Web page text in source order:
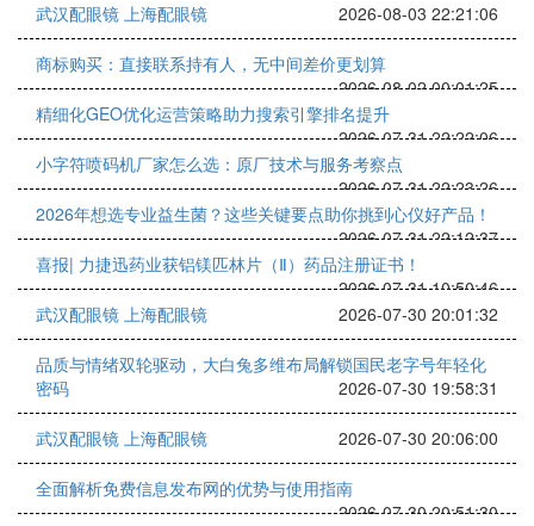
武汉配眼镜 上海配眼镜 2026-08-03 22:21:06
商标购买：直接联系持有人，无中间差价更划算
2026-08-02 00:01:25
精细化GEO优化运营策略助力搜索引擎排名提升
2026-07-31 22:22:06
小字符喷码机厂家怎么选：原厂技术与服务考察点
2026-07-31 22:23:26
2026年想选专业益生菌？这些关键要点助你挑到心仪好产品！
2026-07-31 22:12:37
喜报| 力捷迅药业获铝镁匹林片（Ⅱ）药品注册证书！
2026-07-31 10:50:46
武汉配眼镜 上海配眼镜
2026-07-30 20:01:32
品质与情绪双轮驱动，大白兔多维布局解锁国民老字号年轻化
密码
2026-07-30 19:58:31
武汉配眼镜 上海配眼镜 2026-07-30 20:06:00
全面解析免费信息发布网的优势与使用指南
2026-07-30 20:51:30